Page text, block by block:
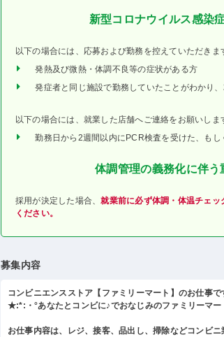
新型コロナウイルス感染
以下の場合には、応募および勤務を控えていただきま
発熱及び微熱・体調不良等の症状がある方
発症者と同じ施設で勤務していたことがわかり
以下の場合には、就業した店舗へご連絡をお願いしま
勤務日から2週間以内にPCR検査を受けた、もし
体調管理の義務化に伴う
採用が決定した場合、就業前に必ず体調・体温チェ
ください。
募集内容
コンビニエンスストア【ファミリーマート】のお仕事で
★:*:・°あなたとコンビに♪でおなじみのファミリーマ
お仕事内容は、レジ、接客、品出し、掃除などコンビニ